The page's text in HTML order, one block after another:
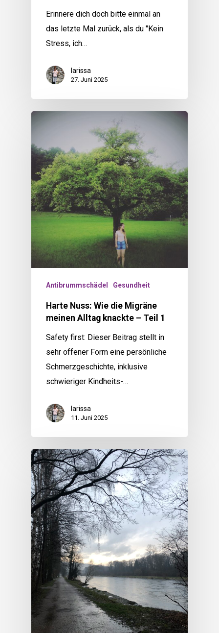
Erinnere dich doch bitte einmal an
das letzte Mal zurück, als du "Kein
Stress, ich…
larissa
27. Juni 2025
Antibrummschädel Gesundheit
Harte Nuss: Wie die Migräne
meinen Alltag knackte – Teil 1
Safety first: Dieser Beitrag stellt in
sehr offener Form eine persönliche
Schmerzgeschichte, inklusive
schwieriger Kindheits-…
larissa
11. Juni 2025